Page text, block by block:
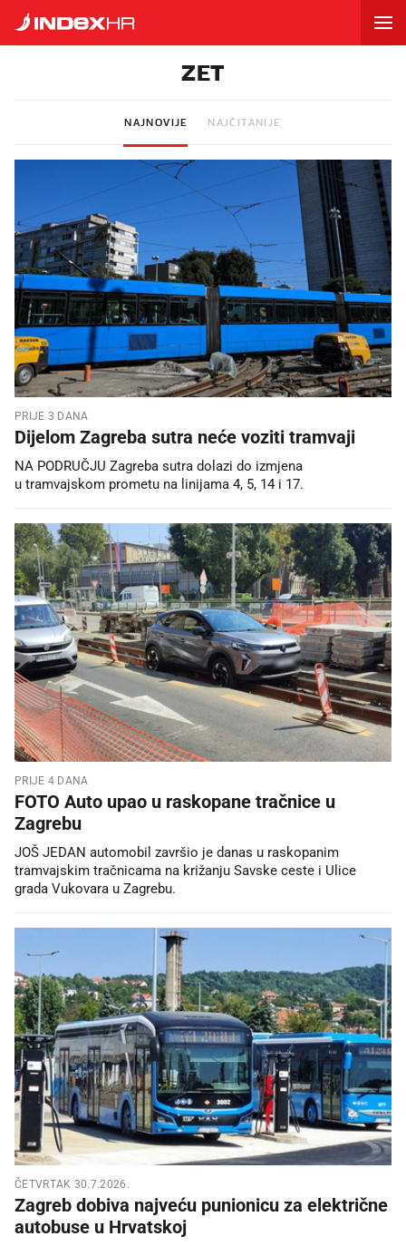
ZET
NAJNOVIJE NAJČITANIJE
PRIJE 3 DANA
Dijelom Zagreba sutra neće voziti tramvaji
NA PODRUČJU Zagreba sutra dolazi do izmjena
u tramvajskom prometu na linijama 4, 5, 14 i 17.
PRIJE 4 DANA
FOTO Auto upao u raskopane tračnice u
Zagrebu
JOŠ JEDAN automobil završio je danas u raskopanim
tramvajskim tračnicama na križanju Savske ceste i Ulice
grada Vukovara u Zagrebu.
ČETVRTAK 30.7.2026.
Zagreb dobiva najveću punionicu za električne
autobuse u Hrvatskoj